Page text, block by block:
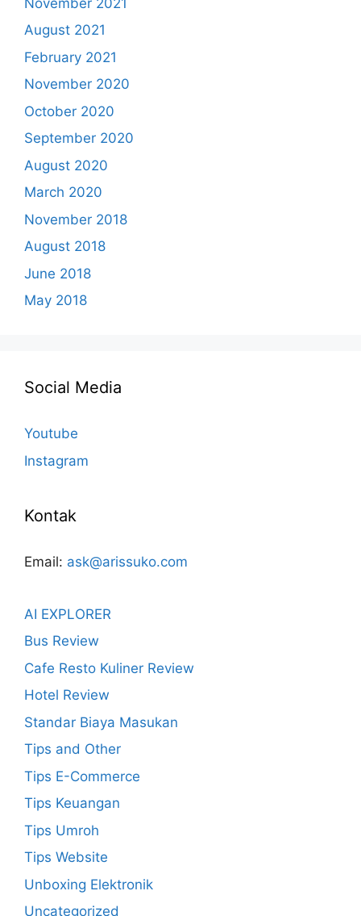
August 2021
February 2021
November 2020
October 2020
September 2020
August 2020
March 2020
November 2018
August 2018
June 2018
May 2018
Social Media
Youtube
Instagram
Kontak
Email: ask@arissuko.com
AI EXPLORER
Bus Review
Cafe Resto Kuliner Review
Hotel Review
Standar Biaya Masukan
Tips and Other
Tips E-Commerce
Tips Keuangan
Tips Umroh
Tips Website
Unboxing Elektronik
Uncategorized